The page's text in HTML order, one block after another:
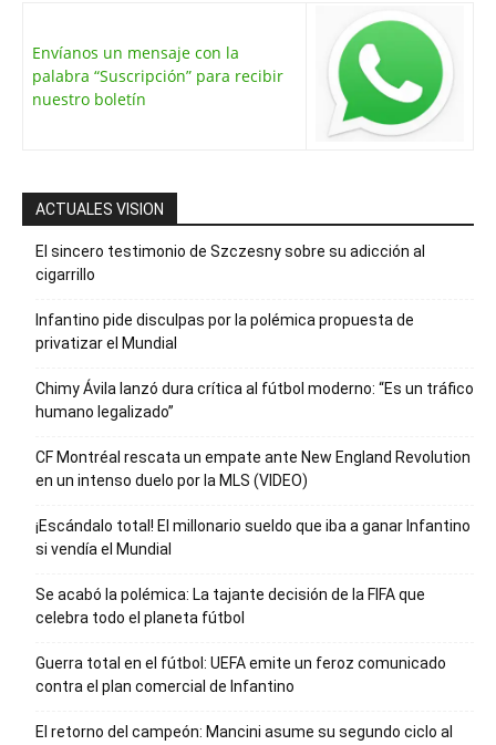
Envíanos un mensaje con la
palabra “Suscripción” para recibir
nuestro boletín
ACTUALES VISION
El sincero testimonio de Szczesny sobre su adicción al
cigarrillo
Infantino pide disculpas por la polémica propuesta de
privatizar el Mundial
Chimy Ávila lanzó dura crítica al fútbol moderno: “Es un tráfico
humano legalizado”
CF Montréal rescata un empate ante New England Revolution
en un intenso duelo por la MLS (VIDEO)
¡Escándalo total! El millonario sueldo que iba a ganar Infantino
si vendía el Mundial
Se acabó la polémica: La tajante decisión de la FIFA que
celebra todo el planeta fútbol
Guerra total en el fútbol: UEFA emite un feroz comunicado
contra el plan comercial de Infantino
El retorno del campeón: Mancini asume su segundo ciclo al